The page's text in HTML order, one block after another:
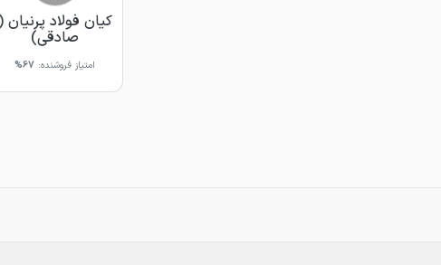
کیان فولاد پرنیان
صادقی)
امتیاز فروشنده: 67%